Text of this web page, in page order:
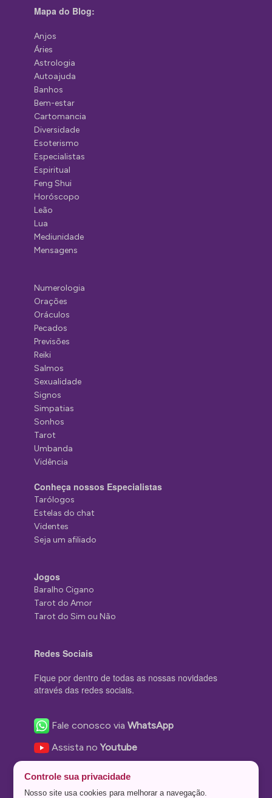
Mapa do Blog:
Anjos
Áries
Astrologia
Autoajuda
Banhos
Bem-estar
Cartomancia
Diversidade
Esoterismo
Especialistas
Espiritual
Feng Shui
Horóscopo
Leão
Lua
Mediunidade
Mensagens
Numerologia
Orações
Oráculos
Pecados
Previsões
Reiki
Salmos
Sexualidade
Signos
Simpatias
Sonhos
Tarot
Umbanda
Vidência
Conheça nossos Especialistas
Tarólogos
Estelas do chat
Videntes
Seja um afiliado
Jogos
Baralho Cigano
Tarot do Amor
Tarot do Sim ou Não
Redes Sociais
Fique por dentro de todas as nossas novidades
através das redes sociais.
Fale conosco viaWhatsApp
Assista noYoutube
Nos siga no Instagram
Controle sua privacidade
Nosso site usa cookies para melhorar a navegação.